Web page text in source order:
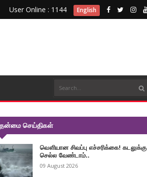
User Online : 1144 English
செய்திகள்
வௌியான சிவப்பு எச்சரிக்கை! கடலுக்கு
செல்ல வேண்டாம்..
09 August 2026